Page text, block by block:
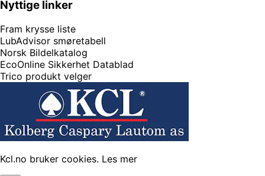
Nyttige linker
Fram krysse liste
LubAdvisor smøretabell
Norsk Bildelkatalog
EcoOnline Sikkerhet Datablad
Trico produkt velger
Kcl.no bruker cookies. Les mer